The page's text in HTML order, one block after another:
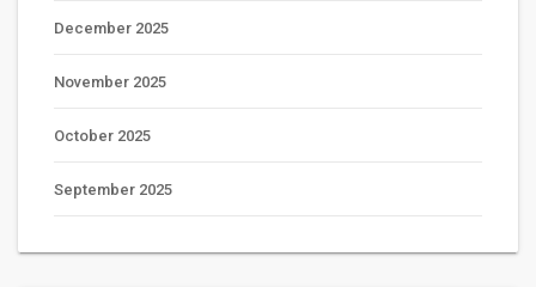
December 2025
November 2025
October 2025
September 2025